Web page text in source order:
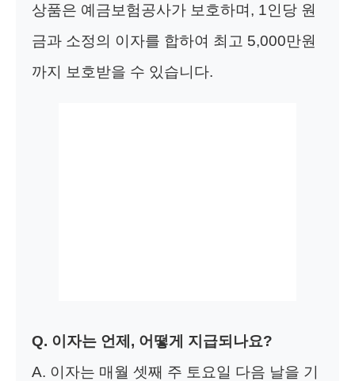
상품은 예금보험공사가 보호하며, 1인당 원
금과 소정의 이자를 합하여 최고 5,000만원
까지 보호받을 수 있습니다.
Q. 이자는 언제, 어떻게 지급되나요?
A. 이자는 매월 셋째 주 토요일 다음 날을 기